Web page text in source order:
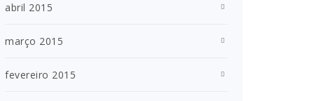
abril 2015
março 2015
fevereiro 2015